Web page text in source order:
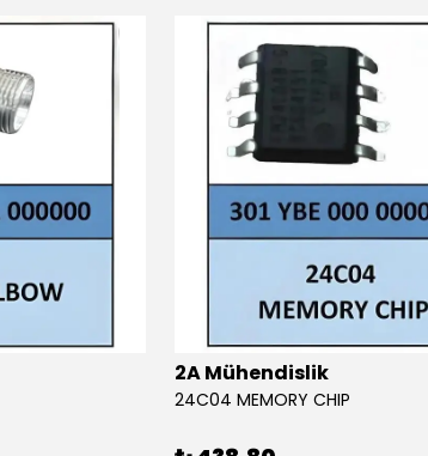
2A Mühendislik
24C04 MEMORY CHIP